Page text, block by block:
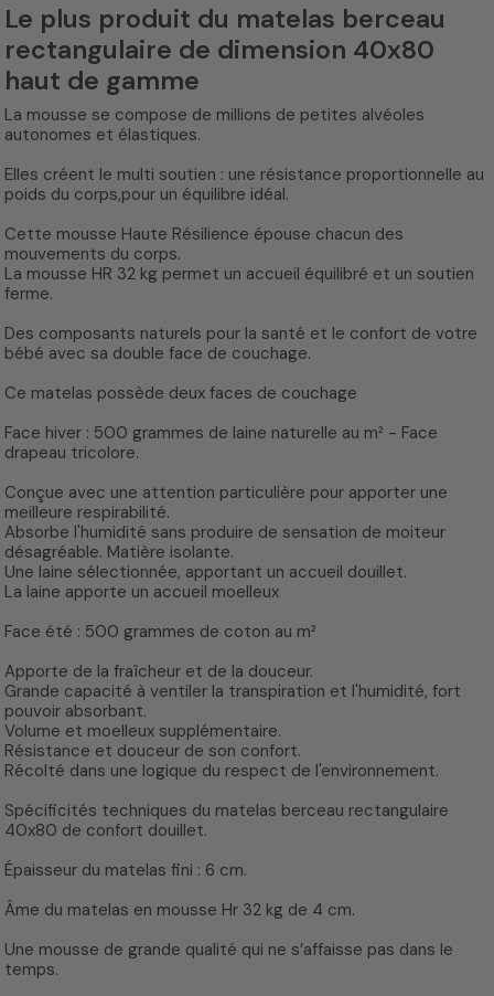
Le plus produit du matelas berceau
rectangulaire de dimension 40x80
haut de gamme
La mousse se compose de millions de petites alvéoles
autonomes et élastiques.
Elles créent le multi soutien : une résistance proportionnelle au
poids du corps,pour un équilibre idéal.
Cette mousse Haute Résilience épouse chacun des
mouvements du corps.
La mousse HR 32 kg permet un accueil équilibré et un soutien
ferme.
Des composants naturels pour la santé et le confort de votre
bébé avec sa double face de couchage.
Ce matelas possède deux faces de couchage
Face hiver : 500 grammes de laine naturelle au m² - Face
drapeau tricolore.
Conçue avec une attention particulière pour apporter une
meilleure respirabilité.
Absorbe l'humidité sans produire de sensation de moiteur
désagréable. Matière isolante.
Une laine sélectionnée, apportant un accueil douillet.
La laine apporte un accueil moelleux
Face été : 500 grammes de coton au m²
Apporte de la fraîcheur et de la douceur.
Grande capacité à ventiler la transpiration et l'humidité, fort
pouvoir absorbant.
Volume et moelleux supplémentaire.
Résistance et douceur de son confort.
Récolté dans une logique du respect de l'environnement.
Spécificités techniques du matelas berceau rectangulaire
40x80 de confort douillet.
Épaisseur du matelas fini : 6 cm.
Âme du matelas en mousse Hr 32 kg de 4 cm.
Une mousse de grande qualité qui ne s’affaisse pas dans le
temps.